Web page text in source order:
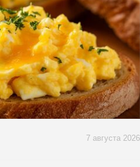
7 августа 2026